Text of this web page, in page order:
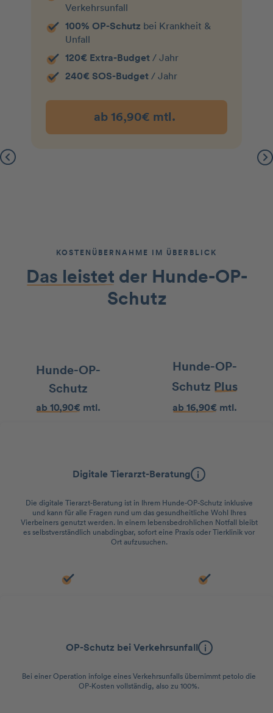
Verkehrsunfall
100% OP-Schutz bei Krankheit &
Unfall
120€ Extra-Budget / Jahr
240€ SOS-Budget/ Jahr
ab 16,90€ mtl.
Slide 2 of 2.
KOSTENÜBERNAHME IM ÜBERBLICK
Das leistet der Hunde-OP-
Schutz
Hunde-OP-
Schutz
ab 10,90€ mtl.
Hunde-OP-
Schutz Plus
ab 16,90€ mtl.
Digitale Tierarzt-Beratung
Die digitale Tierarzt-Beratung ist in Ihrem Hunde-OP-Schutz inklusive
und kann für alle Fragen rund um das gesundheitliche Wohl Ihres
Vierbeiners genutzt werden. In einem lebensbedrohlichen Notfall bleibt
es selbstverständlich unabdingbar, sofort eine Praxis oder Tierklinik vor
Ort aufzusuchen.
OP-Schutz bei Verkehrsunfall
Bei einer Operation infolge eines Verkehrsunfalls übernimmt petolo die
OP-Kosten vollständig, also zu 100%.